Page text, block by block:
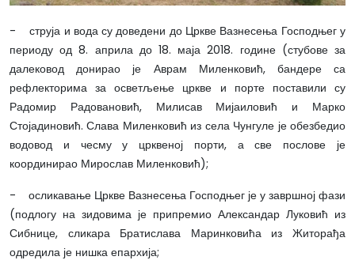
- струја и вода су доведени до Цркве Вазнесења Господњег у
периоду од 8. априла до 18. маја 2018. године (стубове за
далековод донирао је Аврам Миленковић, бандере са
рефлекторима за осветљење цркве и порте поставили су
Радомир Радовановић, Милисав Мијаиловић и Марко
Стојадиновић. Слава Миленковић из села Чунгуле је обезбедио
водовод и чесму у црквеној порти, а све послове је
координирао Мирослав Миленковић);
- осликавање Цркве Вазнесења Господњег је у завршној фази
(подлогу на зидовима је припремио Александар Луковић из
Сибнице, сликара Братислава Маринковића из Житорађа
одредила је нишка епархија;